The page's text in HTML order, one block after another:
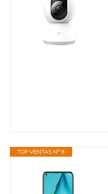
TOP VENTAS Nº 8